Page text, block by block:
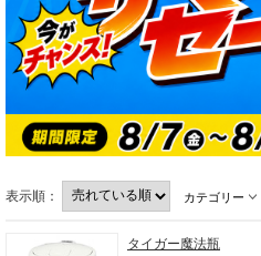
表示順： カテゴリー
タイガー魔法瓶